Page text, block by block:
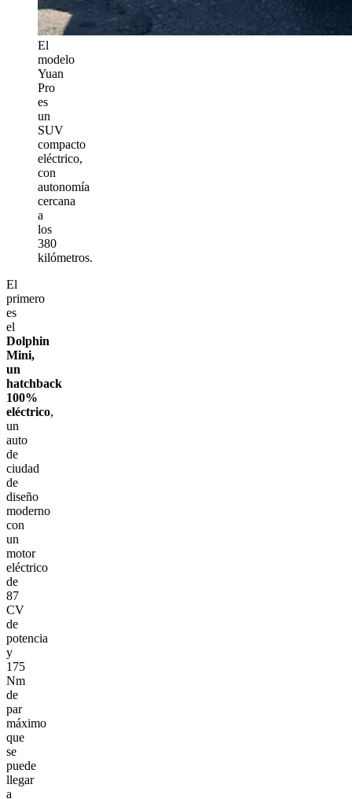
El
modelo
Yuan
Pro
es
un
SUV
compacto
eléctrico,
con
autonomía
cercana
a
los
380
kilómetros.
El
primero
es
el
Dolphin
Mini,
un
hatchback
100%
eléctrico,
un
auto
de
ciudad
de
diseño
moderno
con
un
motor
eléctrico
de
87
CV
de
potencia
y
175
Nm
de
par
máximo
que
se
puede
llegar
a